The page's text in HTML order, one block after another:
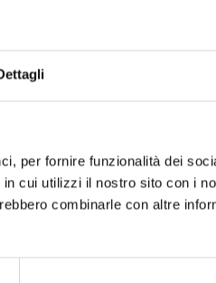
per fornire funzionalità dei
cui utilizzi il nostro sito con i
combinarle con altre
tracce sismiche registrate
Emilia, Lunigiana e Cile. Le tracce
è stata inoltre
Qui il
si osserva la propagazione